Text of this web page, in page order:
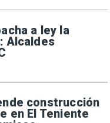
a ley la
Alcaldes
construcción
en El Teniente